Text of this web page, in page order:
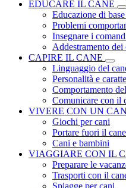
EDUCARE IL CANE
Educazione di
Problemi
Insegnare i
Addestramento dei
CAPIRE IL CANE
Linguaggio del
Personalità e
Comportamento
Comunicare con il
VIVERE CON UN
Giochi per cani
Portare fuori il cane
Cani e bambini
VIAGGIARE CON IL
Preparare le
Trasporti con il
Spiagge per cani